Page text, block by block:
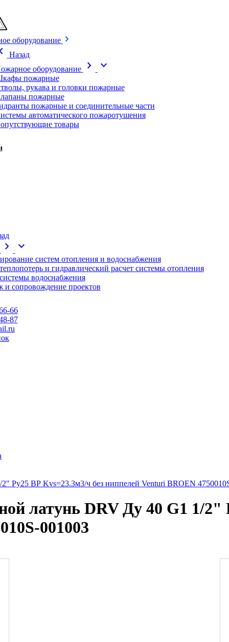
оборудование
Назад
оборудование
chevron_right expand_more
пожарные
рукава и головки пожарные
пожарные
пожарные и соединительные части
автоматического пожаротушения
товары
chevron_right expand_more
систем отопления и водоснабжения
и гидравлический расчет системы отопления
водоснабжения
и сопровождение проектов
66
87
Ру25 ВР Kvs=23.3м3/ч без ниппелей Venturi BROEN
латунь DRV Ду 40 G1 1/2"
001003